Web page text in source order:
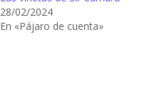
28/02/2024
En «Pájaro de cuenta»